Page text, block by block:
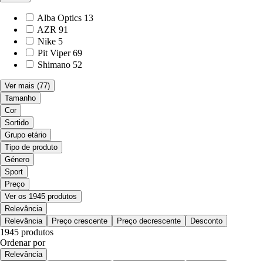
Alba Optics 13
AZR 91
Nike 5
Pit Viper 69
Shimano 52
Ver mais (77)
Tamanho
Cor
Sortido
Grupo etário
Tipo de produto
Género
Sport
Preço
Ver os 1945 produtos
Relevância
Relevância
Preço crescente Preço decrescente Desconto
1945 produtos
Ordenar por
Relevância